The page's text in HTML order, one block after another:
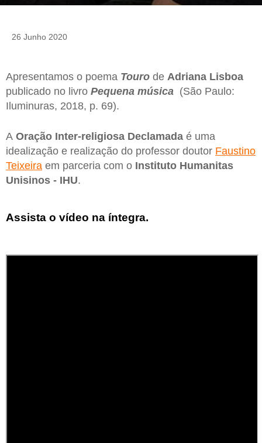
26 Junho 2020
Apresentamos o poema Touro de Adriana Lisboa
publicado no livro Pequena música (São Paulo:
Iluminuras, 2018, p. 69).
A Oração Inter-religiosa Declamada é uma
idealização e realização do professor doutor Faustino
Teixeira em parceria com o Instituto Humanitas
Unisinos - IHU.
Assista o vídeo na íntegra.